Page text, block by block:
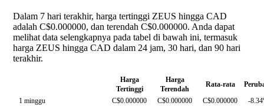
Dalam 7 hari terakhir, harga tertinggi ZEUS hingga CAD
adalah C$0.000000, dan terendah C$0.000000. Anda dapat
melihat data selengkapnya pada tabel di bawah ini, termasuk
harga ZEUS hingga CAD dalam 24 jam, 30 hari, dan 90 hari
terakhir.
Harga
Tertinggi
Harga
Terendah
Rata-rata
1 minggu
C$0.000000 C$0.000000 C$0.000000
-